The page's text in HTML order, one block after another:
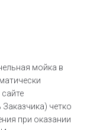
мойка в
четко
при оказании